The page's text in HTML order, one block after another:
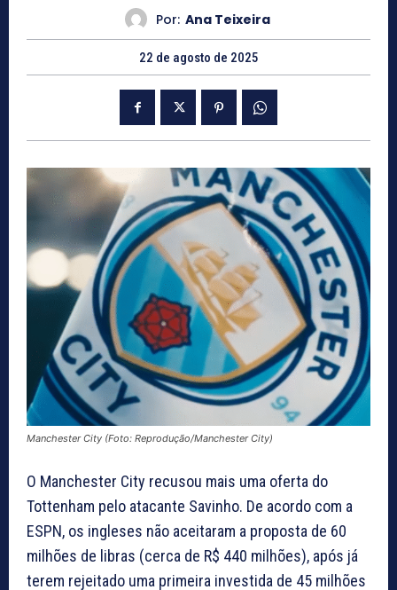
Por: Ana Teixeira
22 de agosto de 2025
Manchester City (Foto: Reprodução/Manchester City)
O Manchester City recusou mais uma oferta do
Tottenham pelo atacante Savinho. De acordo com a
ESPN, os ingleses não aceitaram a proposta de 60
milhões de libras (cerca de R$ 440 milhões), após já
terem rejeitado uma primeira investida de 45 milhões